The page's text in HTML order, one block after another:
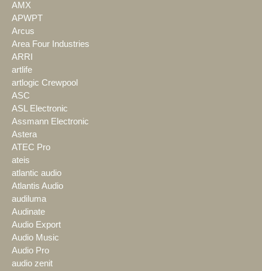
AMX
APWPT
Arcus
Area Four Industries
ARRI
artlife
artlogic Crewpool
ASC
ASL Electronic
Assmann Electronic
Astera
ATEC Pro
ateis
atlantic audio
Atlantis Audio
audiluma
Audinate
Audio Export
Audio Music
Audio Pro
audio zenit